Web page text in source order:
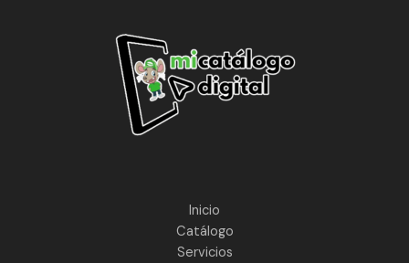
Inicio
Catálogo
Servicios